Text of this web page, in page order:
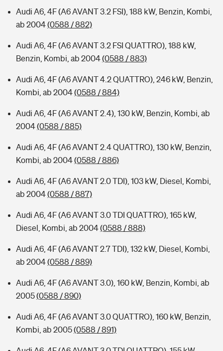
Audi A6, 4F (A6 AVANT 3.2 FSI), 188 kW, Benzin, Kombi,
ab 2004(0588 / 882)
Audi A6, 4F (A6 AVANT 3.2 FSI QUATTRO), 188 kW,
Benzin, Kombi, ab 2004(0588 / 883)
Audi A6, 4F (A6 AVANT 4.2 QUATTRO), 246 kW, Benzin,
Kombi, ab 2004(0588 / 884)
Audi A6, 4F (A6 AVANT 2.4), 130 kW, Benzin, Kombi, ab
2004(0588 / 885)
Audi A6, 4F (A6 AVANT 2.4 QUATTRO), 130 kW, Benzin,
Kombi, ab 2004(0588 / 886)
Audi A6, 4F (A6 AVANT 2.0 TDI), 103 kW, Diesel, Kombi,
ab 2004(0588 / 887)
Audi A6, 4F (A6 AVANT 3.0 TDI QUATTRO), 165 kW,
Diesel, Kombi, ab 2004(0588 / 888)
Audi A6, 4F (A6 AVANT 2.7 TDI), 132 kW, Diesel, Kombi,
ab 2004(0588 / 889)
Audi A6, 4F (A6 AVANT 3.0), 160 kW, Benzin, Kombi, ab
2005(0588 / 890)
Audi A6, 4F (A6 AVANT 3.0 QUATTRO), 160 kW, Benzin,
Kombi, ab 2005(0588 / 891)